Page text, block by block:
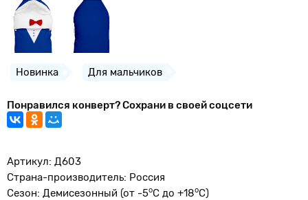
Новинка Для мальчиков
Понравился конверт? Сохрани в своей соцсети
Артикул: Д603
Страна-производитель: Россия
Сезон: Демисезонный (от -5оС до +18oС)